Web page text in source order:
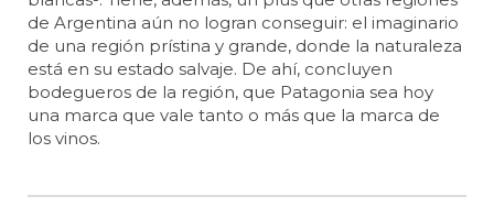
de Argentina aún no logran conseguir: el imaginario
de una región prístina y grande, donde la naturaleza
está en su estado salvaje. De ahí, concluyen
bodegueros de la región, que Patagonia sea hoy
una marca que vale tanto o más que la marca de
los vinos.